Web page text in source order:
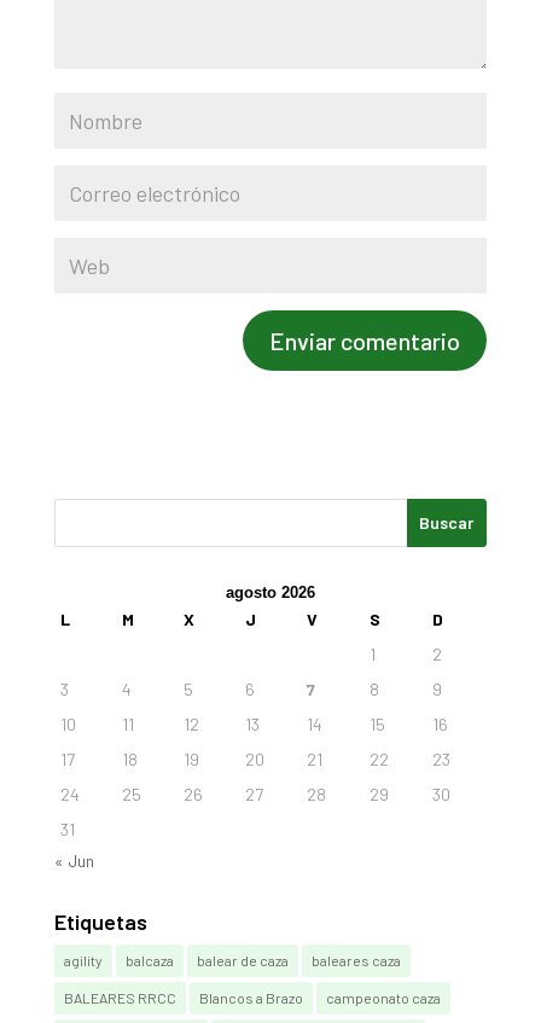
agosto 2026
L M X J V S
D
1
2
3
4 5 6 7 8
9
10
11 12 13 14 15
16
17
18 19 20 21 22
23
24
25 26 27 28 29
30
31
« Jun
Etiquetas
agility balcaza balear de caza baleares caza
BALEARES RRCC Blancos a Brazo campeonato caza